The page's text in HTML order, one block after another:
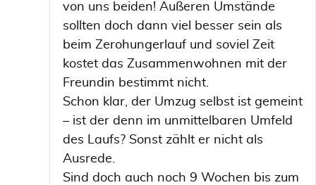
von uns beiden! Äußeren Umstände
sollten doch dann viel besser sein als
beim Zerohungerlauf und soviel Zeit
kostet das Zusammenwohnen mit der
Freundin bestimmt nicht.
Schon klar, der Umzug selbst ist gemeint
– ist der denn im unmittelbaren Umfeld
des Laufs? Sonst zählt er nicht als
Ausrede.
Sind doch auch noch 9 Wochen bis zum